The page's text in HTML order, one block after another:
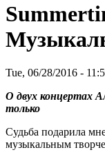
Tue, 06/28/2016 -
О двух концертах
только
Cудьба подарила
музыкальным